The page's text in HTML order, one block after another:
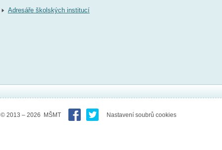
Adresáře školských institucí
© 2013 – 2026 MŠMT Nastavení soubrů cookies